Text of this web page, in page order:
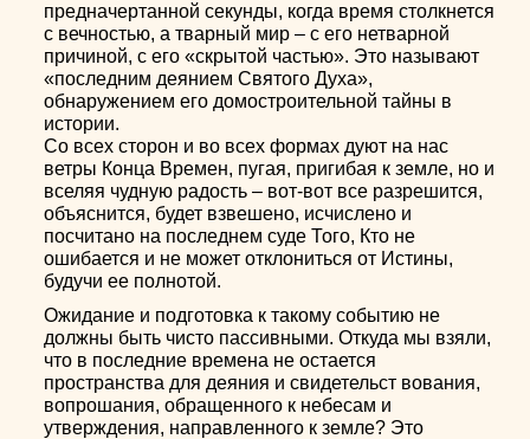
предначертанной секунды, когда время столкнется
с вечностью, а тварный мир – с его нетварной
причиной, с его «скрытой частью». Это называют
«последним деянием Святого Духа»,
обнаружением его домостроительной тайны в
истории.
Со всех сторон и во всех формах дуют на нас
ветры Конца Времен, пугая, пригибая к земле, но и
вселяя чудную радость – вот-вот все разрешится,
объяснится, будет взвешено, исчислено и
посчитано на последнем суде Того, Кто не
ошибается и не может отклониться от Истины,
будучи ее полнотой.
Ожидание и подготовка к такому событию не
должны быть чисто пассивными. Откуда мы взяли,
что в последние времена не остается
пространства для деяния и свидетельст вования,
вопрошания, обращенного к небесам и
утверждения, направленного к земле? Это